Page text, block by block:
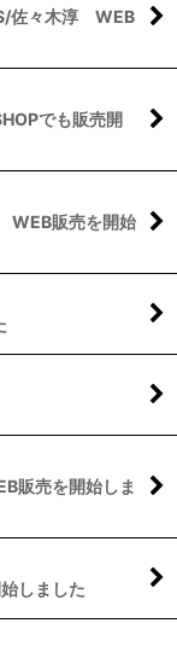
佐々木淳 WEB
でも販売開
WEB販売を開始
販売を開始しま
しました